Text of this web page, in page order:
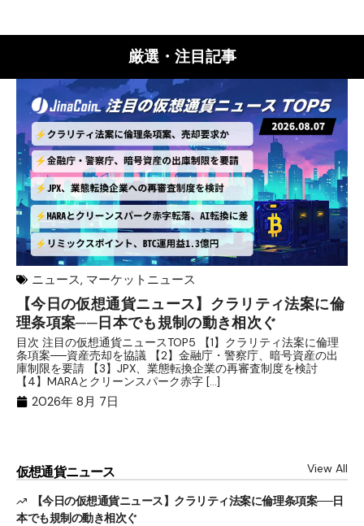
厳選・注目記事
ニュース, マーケットニュース
【今日の仮想通貨ニュース】クラリティ法案に倫
理条項案──日本でも規制の動き相次ぐ
目次 注目の仮想通貨ニュースTOP5 【1】クラリティ法案に倫理
条項案──資産売却を協議 【2】金融庁・警察庁、暗号資産の出
庫制限を要請 【3】JPX、業態転換企業の再審査制度を検討
【4】MARAとクリーンスパーク赤字 […]
2026年 8月 7日
仮想通貨ニュース View All
【今日の仮想通貨ニュース】クラリティ法案に倫理条項案──日
本でも規制の動き相次ぐ